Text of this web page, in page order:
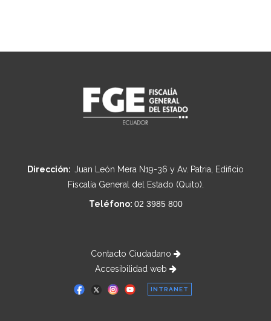
Dirección: Juan León Mera N19-36 y Av. Patria, Edificio
Fiscalía General del Estado (Quito).
Teléfono: 02 3985 800
Contacto Ciudadano
Accesibilidad web
INTRANET